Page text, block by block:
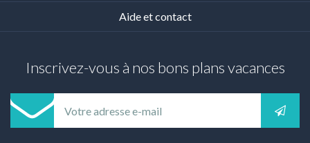
Aide et contact
Inscrivez-vous à nos bons plans vacances